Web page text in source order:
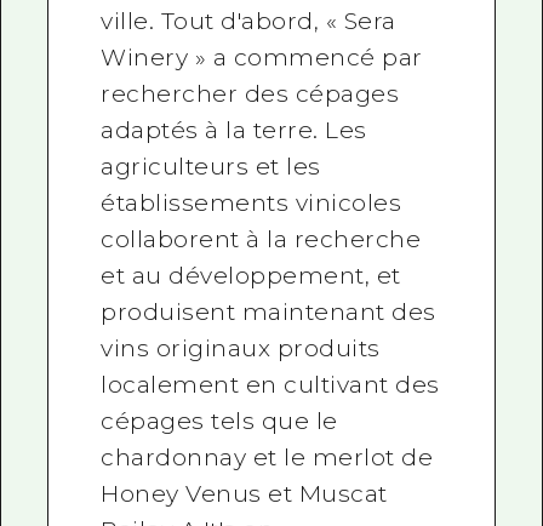
ville. Tout d'abord, « Sera
Winery » a commencé par
rechercher des cépages
adaptés à la terre. Les
agriculteurs et les
établissements vinicoles
collaborent à la recherche
et au développement, et
produisent maintenant des
vins originaux produits
localement en cultivant des
cépages tels que le
chardonnay et le merlot de
Honey Venus et Muscat